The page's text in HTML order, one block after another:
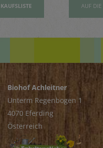
AUF DIE
Biohof Achleitner
Unterm Regenbogen 1
4070 Eferding
Österreich